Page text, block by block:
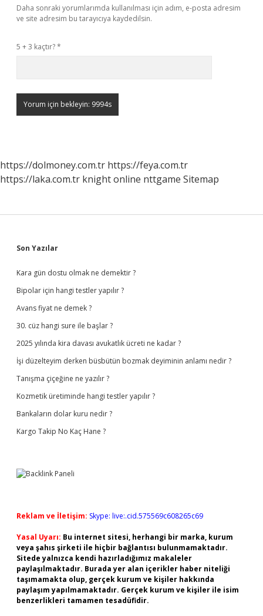
Daha sonraki yorumlarımda kullanılması için adım, e-posta adresim
ve site adresim bu tarayıcıya kaydedilsin.
5 + 3 kaçtır?*
https://dolmoney.com.tr https://feya.com.tr
https://laka.com.tr knight online nttgame Sitemap
Sidebar
Son Yazılar
Kara gün dostu olmak ne demektir ?
Bipolar için hangi testler yapılır ?
Avans fiyat ne demek ?
30. cüz hangi sure ile başlar ?
2025 yılında kira davası avukatlık ücreti ne kadar ?
İşi düzelteyim derken büsbütün bozmak deyiminin anlamı nedir ?
Tanışma çiçeğine ne yazılır ?
Kozmetik üretiminde hangi testler yapılır ?
Bankaların dolar kuru nedir ?
Kargo Takip No Kaç Hane ?
Reklam ve İletişim: Skype: live:.cid.575569c608265c69
Yasal Uyarı: Bu internet sitesi, herhangi bir marka, kurum
veya şahıs şirketi ile hiçbir bağlantısı bulunmamaktadır.
Sitede yalnızca kendi hazırladığımız makaleler
paylaşılmaktadır. Burada yer alan içerikler haber niteliği
taşımamakta olup, gerçek kurum ve kişiler hakkında
paylaşım yapılmamaktadır. Gerçek kurum ve kişiler ile isim
benzerlikleri tamamen tesadüfidir.